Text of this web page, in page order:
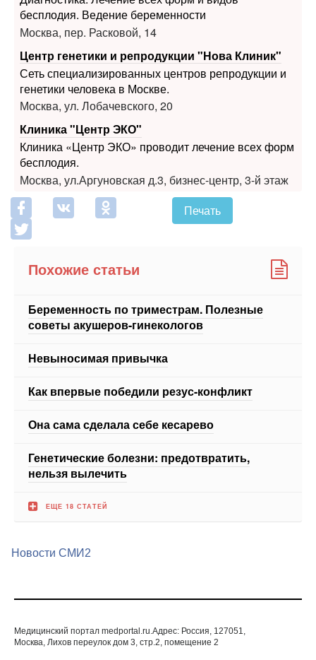
Центр генетики и репродукции "Нова Клиник"
Сеть специализированных центров репродукции и
Москва, ул. Лобачевского, 20
Клиника "Центр ЭКО"
Клиника «Центр ЭКО» проводит лечение всех форм
Москва, ул.Аргуновская д.3, бизнес-центр, 3-й этаж
Похожие статьи
Беременность по триместрам. Полезные
Невыносимая привычка
нельзя вылечить
ЕЩЕ 18 СТАТЕЙ
Новости СМИ2
Москва, Лихов переулок дом 3, стр.2, помещение 2
использование материалов допускается только с
письменногосогласия редакции.